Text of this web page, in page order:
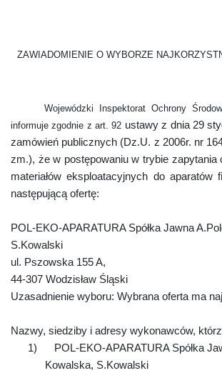
ZAWIADOMIENIE O WYBORZE
Wojewódzki Inspektorat Ochrony
informuje zgodnie z art. 92 ustawyz dnia 29
zamówień publicznych (Dz.U. z 2006r. nr
zm.), że w postępowaniu w trybie zapytania
materiałów eksploatacyjnych do aparatów
następującą ofertę:
POL-EKO-APARATURA Spółka Jawna
S.Kowalski
ul. Pszowska 155 A,
44-307 Wodzisław Śląski
Uzasadnienie wyboru: Wybrana oferta ma
Nazwy, siedziby i adresy wykonawców,
1)
POL-EKO-APARATURA Spółka
Kowalska, S.Kowalski